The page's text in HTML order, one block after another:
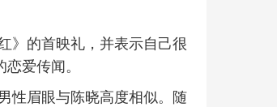
》的首映礼，并表示自己很
爱传闻。
性眉眼与陈晓高度相似。随